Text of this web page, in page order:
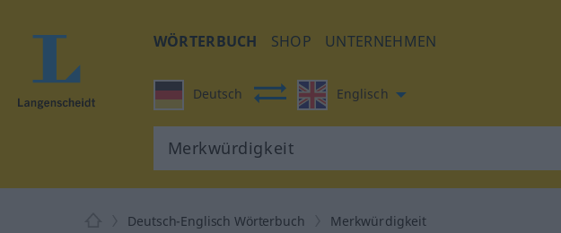
WÖRTERBUCH SHOP UNTERNEHMEN
Deutsch Englisch
Deutsch-Englisch Wörterbuch Merkwürdigkeit